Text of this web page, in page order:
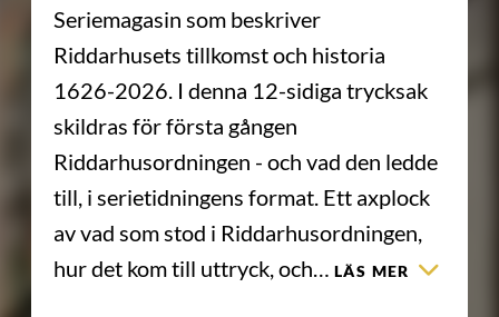
Seriemagasin som beskriver
Riddarhusets tillkomst och historia
1626-2026. I denna 12-sidiga trycksak
skildras för första gången
Riddarhusordningen - och vad den ledde
till, i serietidningens format. Ett axplock
av vad som stod i Riddarhusordningen,
hur det kom till uttryck, och… LÄS MER